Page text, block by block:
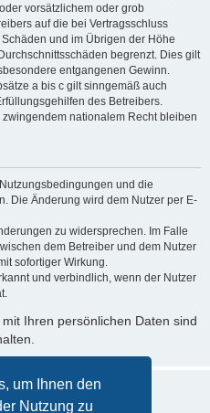
um Ihnen den
Nutzung zu
vorsätzlichem oder grob
auf die bei Vertragsschluss
und im Übrigen der Höhe
begrenzt. Dies gilt
entgangenen Gewinn.
a bis c gilt sinngemäß auch
des Betreibers.
nationalem Recht bleiben
und die
Die Änderung wird dem Nutzer per E-
zu widersprechen. Im Falle
dem Betreiber und dem Nutzer
sofortiger Wirkung.
und verbindlich, wenn der Nutzer
Ihren persönlichen Daten sind